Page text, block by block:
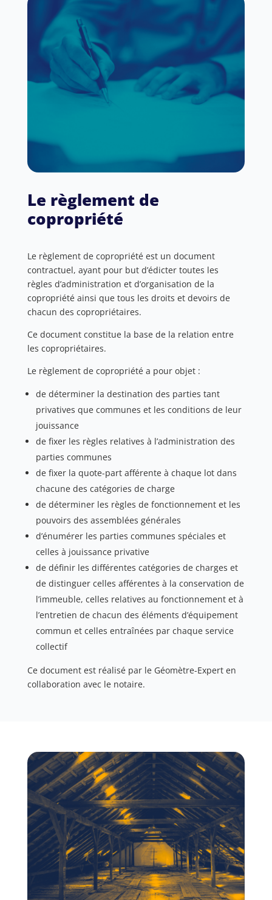
Le règlement de
copropriété
Le règlement de copropriété est un document
contractuel, ayant pour but d’édicter toutes les
règles d’administration et d’organisation de la
copropriété ainsi que tous les droits et devoirs de
chacun des copropriétaires.
Ce document constitue la base de la relation entre
les copropriétaires.
Le règlement de copropriété a pour objet :
de déterminer la destination des parties tant
privatives que communes et les conditions de leur
jouissance
de fixer les règles relatives à l’administration des
parties communes
de fixer la quote-part afférente à chaque lot dans
chacune des catégories de charge
de déterminer les règles de fonctionnement et les
pouvoirs des assemblées générales
d’énumérer les parties communes spéciales et
celles à jouissance privative
de définir les différentes catégories de charges et
de distinguer celles afférentes à la conservation de
l’immeuble, celles relatives au fonctionnement et à
l’entretien de chacun des éléments d’équipement
commun et celles entraînées par chaque service
collectif
Ce document est réalisé par le Géomètre-Expert en
collaboration avec le notaire.